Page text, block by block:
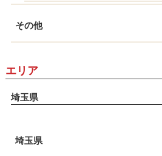
その他
エリア
埼玉県
埼玉県